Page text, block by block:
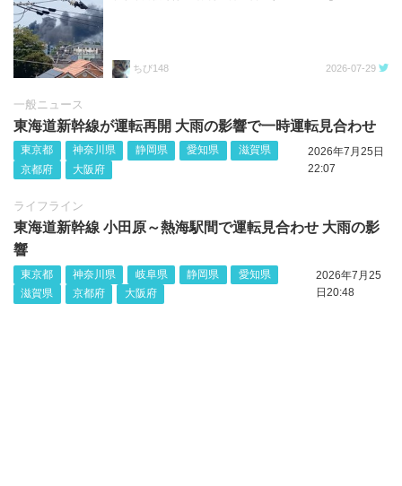
ちび148 2026-07-29
一般ニュース
東海道新幹線が運転再開 大雨の影響で一時運転見合わせ
東京都 神奈川県 静岡県 愛知県
滋賀県
京都府
大阪府
2026年7月25日
22:07
ライフライン
東海道新幹線 小田原～熱海駅間で運転見合わせ 大雨の影
響
東京都 神奈川県 岐阜県 静岡県
愛知県
滋賀県
京都府 大阪府
2026年7月25
日20:48